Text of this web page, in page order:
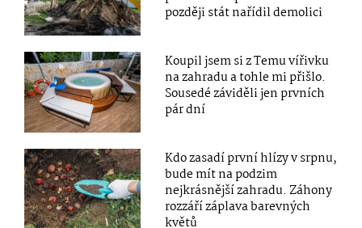
později stát nařídil demolici
Koupil jsem si z Temu vířivku
na zahradu a tohle mi přišlo.
Sousedé záviděli jen prvních
pár dní
Kdo zasadí první hlízy v srpnu,
bude mít na podzim
nejkrásnější zahradu. Záhony
rozzáří záplava barevných
květů